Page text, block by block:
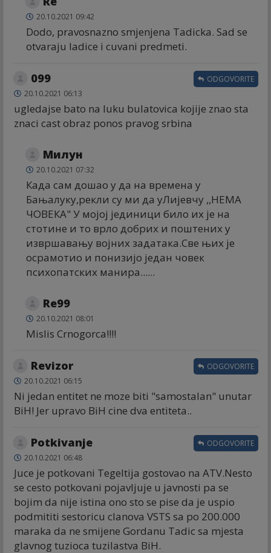
20.10.2021 09:42
Dodo, pravosnazno smjenjena Tadicka. Sad se
otvaraju ladice i cuvani predmeti.
099
20.10.2021 06:13
ugledajse bato na luku bulatovica kojije znao sta
znaci cast obraz ponos pravog srbina
ODGOVORITE
Милун
20.10.2021 07:32
Када сам дошао у да на времена у
Бањалуку,рекли су ми да уЛијевчу ,,НЕМА
ЧОВЕКА" У мојој јединици било их је на
стотине и то врло добрих и поштених у
извршавању војних задатака.Све њих је
осрамотио и понизијо један човек
психопатских манира......
Re99
20.10.2021 08:01
Mislis Crnogorca!!!!
Revizor
20.10.2021 06:15
Ni jedan entitet ne moze biti "samostalan" unutar
BiH! Jer upravo BiH cine dva entiteta..
ODGOVORITE
Potkivanje
20.10.2021 06:48
Juce je potkovani Tegeltija gostovao na ATV.Nesto
se cesto potkovani pojavljuje u javnosti pa se
bojim da nije istina ono sto se pise da je uspio
podmititi sestoricu clanova VSTS sa po 200.000
maraka da ne smijene Gordanu Tadic sa mjesta
glavnog tuzioca tuzilastva BiH.
ODGOVORITE